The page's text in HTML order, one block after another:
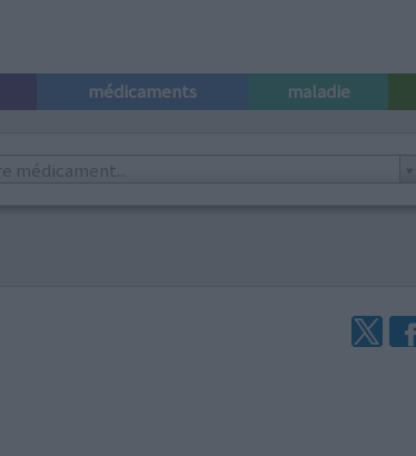
médicaments maladie
médicament...